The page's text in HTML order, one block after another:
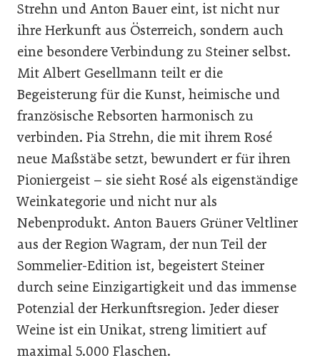
Strehn und Anton Bauer eint, ist nicht nur
ihre Herkunft aus Österreich, sondern auch
eine besondere Verbindung zu Steiner selbst.
Mit Albert Gesellmann teilt er die
Begeisterung für die Kunst, heimische und
französische Rebsorten harmonisch zu
verbinden. Pia Strehn, die mit ihrem Rosé
neue Maßstäbe setzt, bewundert er für ihren
Pioniergeist – sie sieht Rosé als eigenständige
Weinkategorie und nicht nur als
Nebenprodukt. Anton Bauers Grüner Veltliner
aus der Region Wagram, der nun Teil der
Sommelier-Edition ist, begeistert Steiner
durch seine Einzigartigkeit und das immense
Potenzial der Herkunftsregion. Jeder dieser
Weine ist ein Unikat, streng limitiert auf
maximal 5.000 Flaschen.